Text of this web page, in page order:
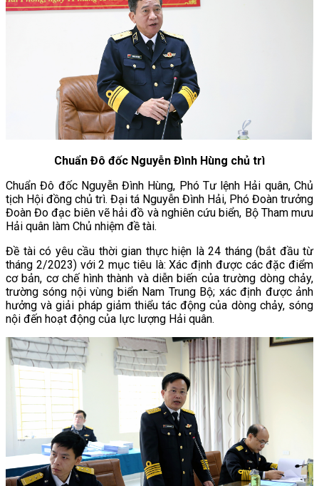
Chuẩn Đô đốc Nguyễn Đình Hùng chủ trì
Chuẩn Đô đốc Nguyễn Đình Hùng, Phó Tư lệnh Hải quân, Chủ
tịch Hội đồng chủ trì. Đại tá Nguyễn Đình Hải, Phó Đoàn trưởng
Đoàn Đo đạc biên vẽ hải đồ và nghiên cứu biển, Bộ Tham mưu
Hải quân làm Chủ nhiệm đề tài.
Đề tài có yêu cầu thời gian thực hiện là 24 tháng (bắt đầu từ
tháng 2/2023) với 2 mục tiêu là: Xác định được các đặc điểm
cơ bản, cơ chế hình thành và diễn biến của trường dòng chảy,
trường sóng nội vùng biển Nam Trung Bộ; xác định được ảnh
hưởng và giải pháp giảm thiểu tác động của dòng chảy, sóng
nội đến hoạt động của lực lượng Hải quân.